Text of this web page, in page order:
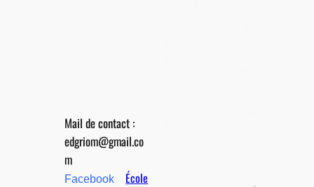
Mail de contact :
edgriom@gmail.co
m
Facebook
École